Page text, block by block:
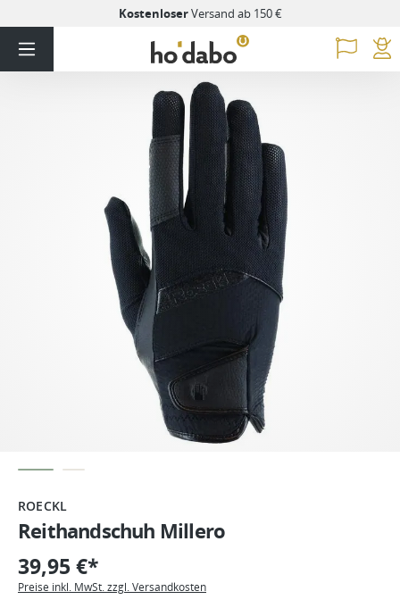
KostenloserVersand ab 150 €
ROECKL
Reithandschuh Millero
39,95 €*
Preise inkl. MwSt. zzgl. Versandkosten